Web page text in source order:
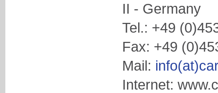
II - Germany
Tel.: +49
Fax: +49
Mail:
Internet: